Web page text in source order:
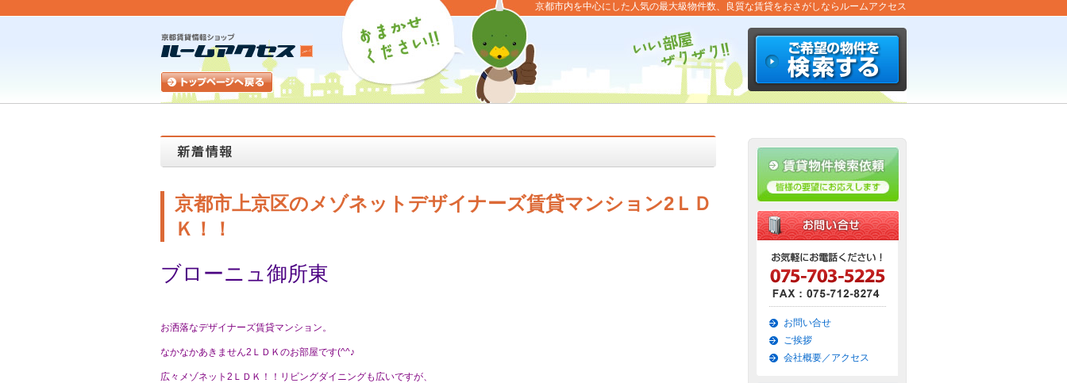
京都市内を中心にした人気の最大級物件数、良質な賃貸をおさがしならルームアクセス
京都市上京区のメゾネットデザイナーズ賃貸マンション2ＬＤ
Ｋ！！
ブローニュ御所東
お洒落なデザイナーズ賃貸マンション。
なかなかあきません2ＬＤＫのお部屋です(^^♪
広々メゾネット2ＬＤＫ！！リビングダイニングも広いですが、
お問い合せ
ご挨拶
会社概要／アクセス